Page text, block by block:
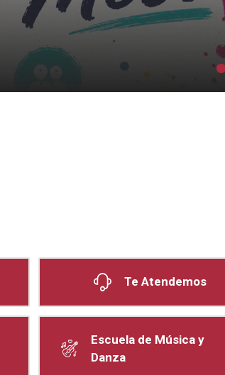
Te Atendemos
Escuela de Música y
Danza